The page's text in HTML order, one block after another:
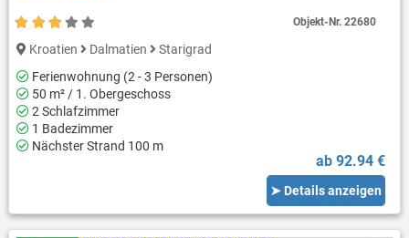
Kroatien Dalmatien
Starigrad
Ferienwohnung (2 - 3 Personen)
50 m² / 1. Obergeschoss
2 Schlafzimmer
1 Badezimmer
Nächster Strand 100 m
ab 92.94 €
➤ Details anzeigen
Objekt-Nr.22680